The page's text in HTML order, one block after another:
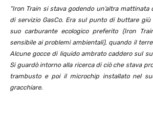
“Iron Train si stava godendo un’altra mattinata
di servizio GasCo. Era sul punto di buttare
suo carburante ecologico preferito (Iron
sensibile ai problemi ambientali), quando il
Alcune gocce di liquido ambrato caddero sul
Si guardò intorno alla ricerca di ciò che stava
trambusto e poi il microchip installato nel
gracchiare.